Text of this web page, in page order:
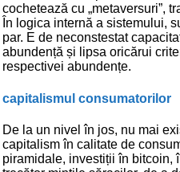
cochetează cu „metaversuri”,
În logica internă a sistemului,
par. E de neconstestat
abundență și lipsa oricărui
respectivei abundențe.
capitalismul consumatorilor
De la un nivel în jos, nu mai
capitalism în calitate de
piramidale, investiții în bitcoin,